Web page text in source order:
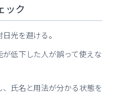
ック
光を避ける。
低下した人が誤って使えな
氏名と用法が分かる状態を